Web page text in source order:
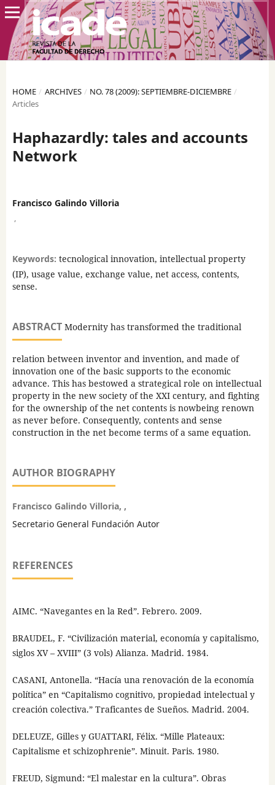
HOME / ARCHIVES / NO. 78 (2009): SEPTIEMBRE-DICIEMBRE /
Articles
Haphazardly: tales and accounts
Network
Francisco Galindo Villoria
,
Keywords: tecnological innovation, intellectual property
(IP), usage value, exchange value, net access, contents,
sense.
ABSTRACTModernity has transformed the traditional
relation between inventor and invention, and made of
innovation one of the basic supports to the economic
advance. This has bestowed a strategical role on intellectual
property in the new society of the XXI century, and fighting
for the ownership of the net contents is nowbeing renown
as never before. Consequently, contents and sense
construction in the net become terms of a same equation.
AUTHOR BIOGRAPHY
Francisco Galindo Villoria, ,
Secretario General Fundación Autor
REFERENCES
AIMC. “Navegantes en la Red”. Febrero. 2009.
BRAUDEL, F. “Civilización material, economía y capitalismo,
siglos XV – XVIII” (3 vols) Alianza. Madrid. 1984.
CASANI, Antonella. “Hacía una renovación de la economía
política” en “Capitalismo cognitivo, propiedad intelectual y
creación colectiva.” Traficantes de Sueños. Madrid. 2004.
DELEUZE, Gilles y GUATTARI, Félix. “Mille Plateaux:
Capitalisme et schizophrenie”. Minuit. Paris. 1980.
FREUD, Sigmund: “El malestar en la cultura”. Obras